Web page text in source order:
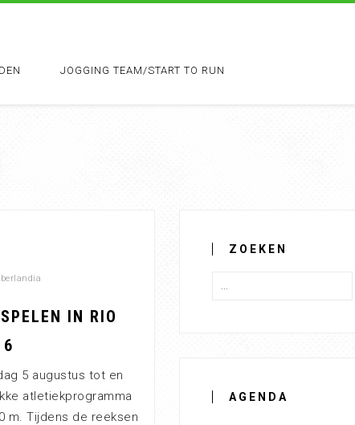
JOGGING TEAM/START TO RUN
IN RIO
5 augustus tot en
atletiekprogramma
m. Tijdens de reeksen
ZOEKEN
AGENDA